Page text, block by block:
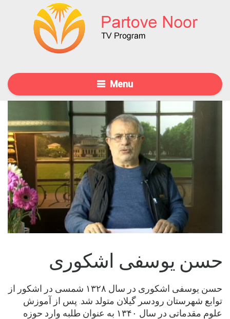
Menu
19 May 2015
حسن یوسفی اشکوری
حسن یوسفی اشکوری در سال ۱۳۲۸ شمسی در اشکور از
توابع شهرستان رودسر گیلان متولد شد. پس از آموزش
علوم مقدماتی در سال ۱۳۴۰ به عنوان طلبه وارد حوزه